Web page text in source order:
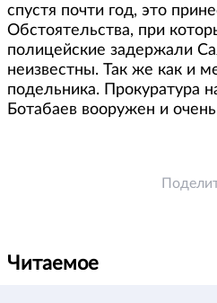
спустя почти год, это
Обстоятельства, при
полицейские задержали
неизвестны. Так же как и
подельника. Прокуратура
Ботабаев вооружен и
Читаемое